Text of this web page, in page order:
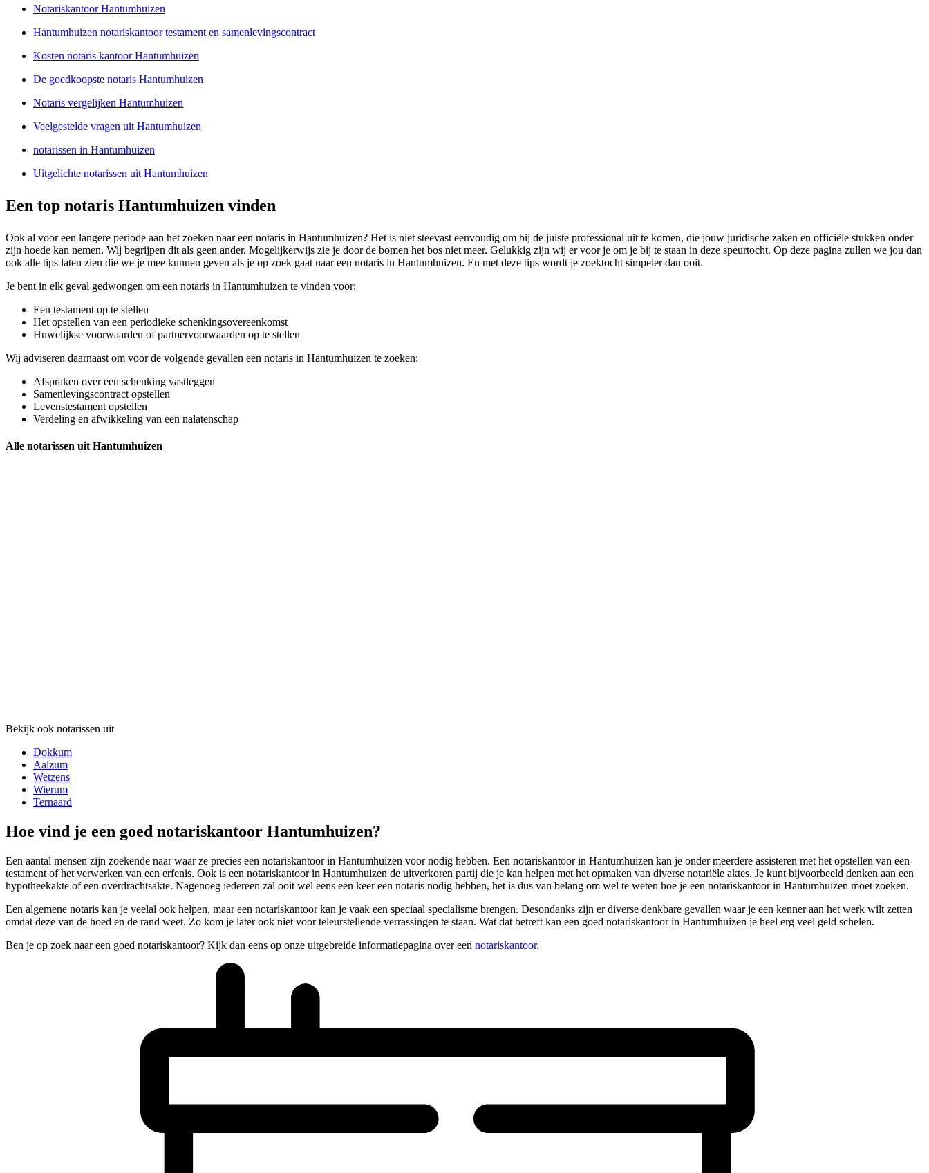
Notariskantoor Hantumhuizen
Hantumhuizen notariskantoor testament en samenlevingscontract
Kosten notaris kantoor Hantumhuizen
De goedkoopste notaris Hantumhuizen
Notaris vergelijken Hantumhuizen
Veelgestelde vragen uit Hantumhuizen
notarissen in Hantumhuizen
Uitgelichte notarissen uit Hantumhuizen
Een top notaris Hantumhuizen vinden
Ook al voor een langere periode aan het zoeken naar een notaris in Hantumhuizen? Het is niet steevast eenvoudig om bij de juiste professional uit te komen, die jouw juridische zaken en officiële stukken onder
zijn hoede kan nemen. Wij begrijpen dit als geen ander. Mogelijkerwijs zie je door de bomen het bos niet meer. Gelukkig zijn wij er voor je om je bij te staan in deze speurtocht. Op deze pagina zullen we jou dan
ook alle tips laten zien die we je mee kunnen geven als je op zoek gaat naar een notaris in Hantumhuizen. En met deze tips wordt je zoektocht simpeler dan ooit.
Je bent in elk geval gedwongen om een notaris in Hantumhuizen te vinden voor:
Een testament op te stellen
Het opstellen van een periodieke schenkingsovereenkomst
Huwelijkse voorwaarden of partnervoorwaarden op te stellen
Wij adviseren daarnaast om voor de volgende gevallen een notaris in Hantumhuizen te zoeken:
Afspraken over een schenking vastleggen
Samenlevingscontract opstellen
Levenstestament opstellen
Verdeling en afwikkeling van een nalatenschap
Alle notarissen uit Hantumhuizen
Bekijk ook notarissen uit
Dokkum
Aalzum
Wetzens
Wierum
Ternaard
Hoe vind je een goed notariskantoor Hantumhuizen?
Een aantal mensen zijn zoekende naar waar ze precies een notariskantoor in Hantumhuizen voor nodig hebben. Een notariskantoor in Hantumhuizen kan je onder meerdere assisteren met het opstellen van een
testament of het verwerken van een erfenis. Ook is een notariskantoor in Hantumhuizen de uitverkoren partij die je kan helpen met het opmaken van diverse notariële aktes. Je kunt bijvoorbeeld denken aan een
hypotheekakte of een overdrachtsakte. Nagenoeg iedereen zal ooit wel eens een keer een notaris nodig hebben, het is dus van belang om wel te weten hoe je een notariskantoor in Hantumhuizen moet zoeken.
Een algemene notaris kan je veelal ook helpen, maar een notariskantoor kan je vaak een speciaal specialisme brengen. Desondanks zijn er diverse denkbare gevallen waar je een kenner aan het werk wilt zetten
omdat deze van de hoed en de rand weet. Zo kom je later ook niet voor teleurstellende verrassingen te staan. Wat dat betreft kan een goed notariskantoor in Hantumhuizen je heel erg veel geld schelen.
Ben je op zoek naar een goed notariskantoor? Kijk dan eens op onze uitgebreide informatiepagina over een notariskantoor.